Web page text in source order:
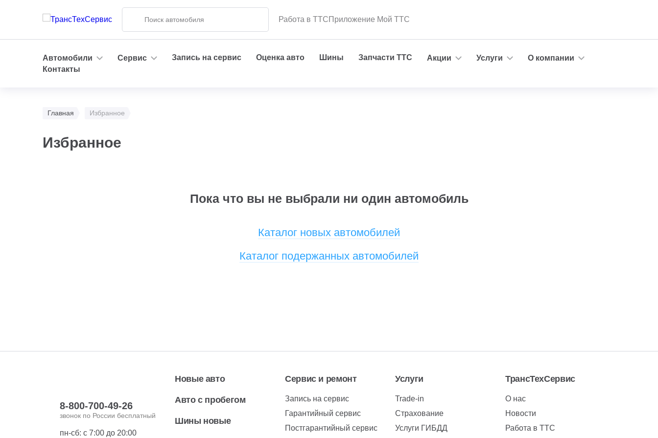
Работа в ТТСПриложение Мой ТТС
Автомобили Сервис Запись на сервис Оценка авто Шины Запчасти ТТС Акции Услуги
О компании
Контакты
Главная Избранное
Избранное
Пока что вы не выбрали ни один автомобиль
Каталог новых автомобилей
Каталог подержанных автомобилей
8-800-700-49-26
звонок по России бесплатный
пн-сб: с 7:00 до 20:00
Новые авто
Авто с пробегом
Шины новые
Сервис и ремонт
Запись на сервис
Гарантийный сервис
Постгарантийный сервис
Услуги
Trade-in
Страхование
Услуги ГИБДД
ТрансТехСервис
О нас
Новости
Работа в ТТС